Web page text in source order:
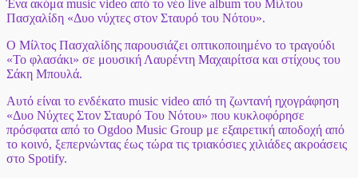
Ένα ακόμα music video από το νέο live album του Μίλτου
Πασχαλίδη «Δυο νύχτες στον Σταυρό του Νότου».
Ο Μίλτος Πασχαλίδης παρουσιάζει οπτικοποιημένο το τραγούδι
«Το φλασάκι» σε μουσική Λαυρέντη Μαχαιρίτσα και στίχους του
Σάκη Μπουλά.
Αυτό είναι το ενδέκατο music video από τη ζωντανή ηχογράφηση
«Δυο Νύχτες Στον Σταυρό Του Νότου» που κυκλοφόρησε
πρόσφατα από το Ogdoo Music Group με εξαιρετική αποδοχή από
το κοινό, ξεπερνώντας έως τώρα τις τριακόσιες χιλιάδες ακροάσεις
στο Spotify.